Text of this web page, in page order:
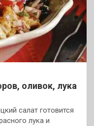
оливок, лука
салат готовится
лука и